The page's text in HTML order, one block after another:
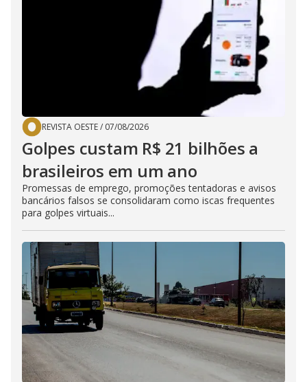
REVISTA OESTE/ 07/08/2026
Golpes custam R$ 21 bilhões a
brasileiros em um ano
Promessas de emprego, promoções tentadoras e avisos
bancários falsos se consolidaram como iscas frequentes
para golpes virtuais...